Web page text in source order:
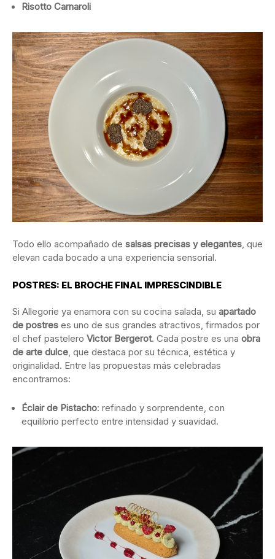
Risotto Carnaroli
Todo ello acompañado de salsas precisas y elegantes, que
elevan cada bocado a una experiencia sensorial.
POSTRES: EL BROCHE FINAL IMPRESCINDIBLE
Si Allegorie ya enamora con su cocina salada, su apartado
de postres es uno de sus grandes atractivos, firmados por
el chef pastelero Victor Bergerot. Cada postre es una obra
de arte dulce, que destaca por su técnica, estética y
originalidad. Entre las propuestas más celebradas
encontramos:
Éclair de Pistacho: refinado y sorprendente, con
equilibrio perfecto entre intensidad y suavidad.